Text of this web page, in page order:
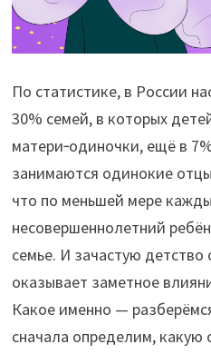
По статистике, в России
30% семей, в которых
матери‑одиночки, ещё в
занимаются одинокие
что по меньшей мере
несовершеннолетний
семье. И зачастую
оказывает заметное
Какое именно —
сначала определим,